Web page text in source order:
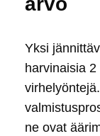
Yksi
harvinaisia
ne ovat